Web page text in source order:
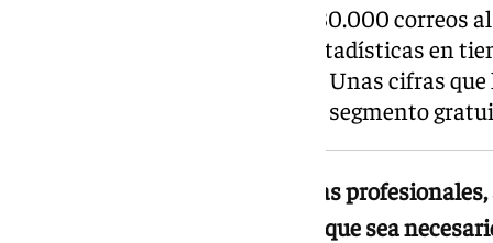
Su plan gratuito incluye hasta 80.000 correos
junto con automatizaciones, estadísticas en
inteligencia artificial integrada. Unas cifras
más amplias del mercado en su segmento
Mailrelay combina herramientas
soporte técnico en español, sin que sea